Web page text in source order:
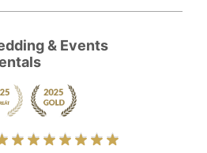
& Events